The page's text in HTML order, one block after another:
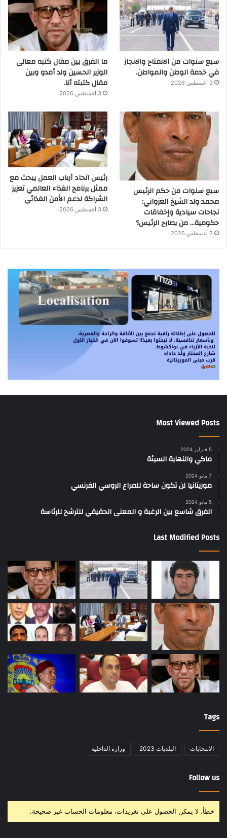
سبع سنوات من الانفتاح والانجاز
في خدمة الوطن والمواطن.
3 أغسطس 2026
ما الفرق بين مقال كتبه معالى
الوزير الحسين ولد أمدو وبين
مقال كتبته أنا.
3 أغسطس 2026
سبع سنوات من حكم الرئيس
محمد ولد الشيخ الغزواني:
نجاحات سيادية وإخفاقات
حكومية… من يصارح الرئيس؟
3 أغسطس 2026
رئيس اتحاد أرباب العمل يبحث مع
ممثل برنامج الغذاء العالمي تعزيز
الشراكة لدعم الأمن الغذائي
3 أغسطس 2026
Most Viewed Posts
5 فبراير 2024
ماكي والنهاية السيئة
7 مايو 2024
موريتانيا لن تكون ساحة للصراع الروسي الفرنسي
5 مايو 2024
الفرق شاسع بين الرغبة و المعنى الحقيقي للترشح للرئاسة
Last Modified Posts
Tags
الانتخابات البلديات 2023 وزارة الداخلية
Follow us
خطأ، لا يمكن الحصول على تغريدات، معلومات الحساب غير صحيحة.